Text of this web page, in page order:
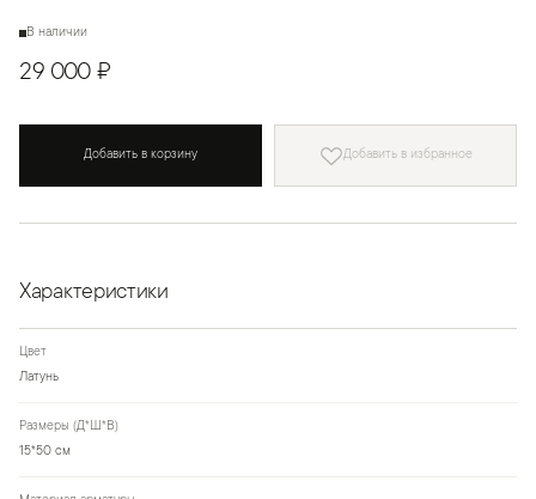
В наличии
29 000 ₽
Добавить в корзину Добавить в избранное
Характеристики
Цвет
Латунь
Размеры (Д*Ш*В)
15*50 см